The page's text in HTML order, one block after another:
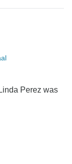
Perez was